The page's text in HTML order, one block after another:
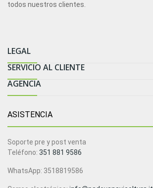
todos nuestros clientes.
LEGAL
SERVICIO AL CLIENTE
AGENCIA
ASISTENCIA
Soporte pre y post venta
Teléfono: 351 881 9586
WhatsApp: 3518819586